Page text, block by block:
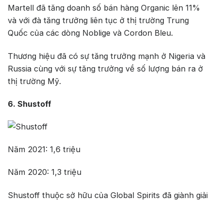
Martell đã tăng doanh số bán hàng Organic lên 11%
và với đà tăng trưởng liên tục ở thị trường Trung
Quốc của các dòng Noblige và Cordon Bleu.
Thương hiệu đã có sự tăng trưởng mạnh ở Nigeria và
Russia cùng với sự tăng trưởng về số lượng bán ra ở
thị trường Mỹ.
6. Shustoff
Năm 2021: 1,6 triệu
Năm 2020: 1,3 triệu
Shustoff thuộc sở hữu của Global Spirits đã giành giải